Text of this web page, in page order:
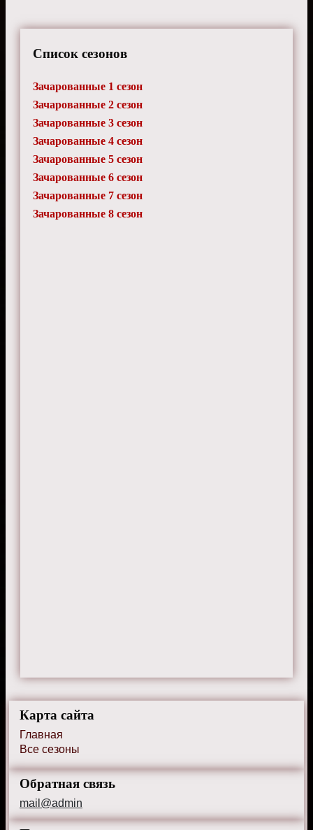
Список сезонов
Зачарованные 1 сезон
Зачарованные 2 сезон
Зачарованные 3 сезон
Зачарованные 4 сезон
Зачарованные 5 сезон
Зачарованные 6 сезон
Зачарованные 7 сезон
Зачарованные 8 сезон
Карта сайта
Главная
Все сезоны
Обратная связь
mail@admin